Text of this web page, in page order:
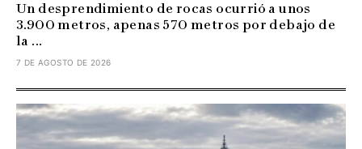
Un desprendimiento de rocas ocurrió a unos
3.900 metros, apenas 570 metros por debajo de
la ...
7 DE AGOSTO DE 2026